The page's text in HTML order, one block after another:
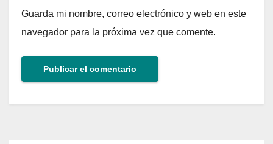
Guarda mi nombre, correo electrónico y web en este
navegador para la próxima vez que comente.